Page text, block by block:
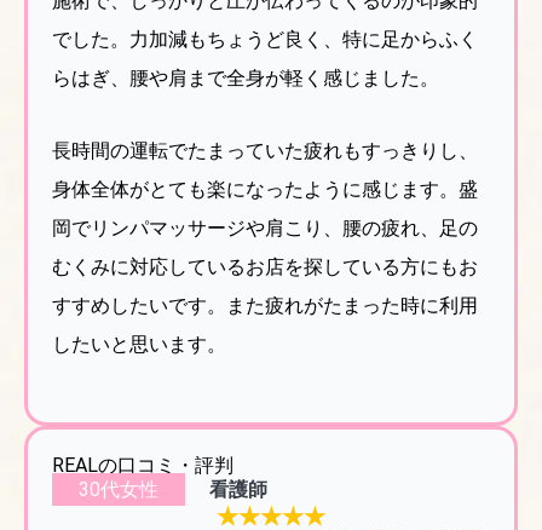
でした。力加減もちょうど良く、特に足からふく
らはぎ、腰や肩まで全身が軽く感じました。
長時間の運転でたまっていた疲れもすっきりし、
身体全体がとても楽になったように感じます。盛
岡でリンパマッサージや肩こり、腰の疲れ、足の
むくみに対応しているお店を探している方にもお
すすめしたいです。また疲れがたまった時に利用
したいと思います。
REALの口コミ・評判
30代女性
看護師
★★★★★